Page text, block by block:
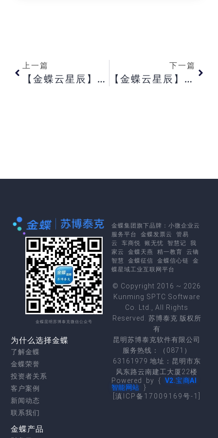
上一篇
【金蝶云星辰】开具的电票要怎么交付给购货方？【金蝶云星辰】利润表无数据是什么原因？【金蝶云星辰】为什么单据上有“物流信息”， 但是找不到填“交货方式”的入口？
下一篇
【金蝶云星辰】星辰移动端拜访轨迹跟进日报功能介绍【金蝶云星辰】第三方导入， 提示科目导入失败， 未知错误但是详情里没有具体错误信息【金蝶云星辰】修改出纳登账方式提示： 请确保与总账为同一期间， 是什么意思
金蝶昆明苏博泰克微信公众号
为什么选择金蝶
了解金蝶
金蝶荣誉
投资者关系
客户案例
新闻动态
联系我们
金蝶产品
金蝶集团旗下品牌： 小微企业云
服务平台
金蝶发票云
管易
云
车商悦 账无忧 智慧记
我
家云
金蝶天燕 精一教育
云镝
智慧
金蝶征信 金蝶信心链
金
蝶星域工业互联网平台
© Copyright 2016 ~ 2026
Kunming SPTC Software
Co. Ltd., All Rights
Reserved. 苏博泰克 版权所
有
昆明苏博泰克软件有限公司
服务热线：（0871）
63161979 地址：昆明市东
风东路云南建工大厦22楼
Powered by { V2.宝商AI
智能网站 }
[滇ICP备17009169号-1]